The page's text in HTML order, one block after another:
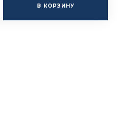
В КОРЗИНУ